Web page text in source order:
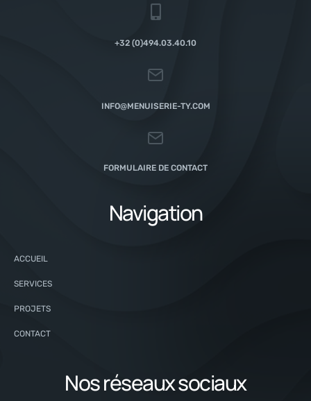
+32 (0)494.03.40.10
INFO@MENUISERIE-TY.COM
FORMULAIRE DE CONTACT
Navigation
ACCUEIL
SERVICES
PROJETS
CONTACT
Nos réseaux sociaux